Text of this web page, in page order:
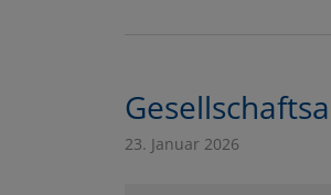
23. Januar 2026